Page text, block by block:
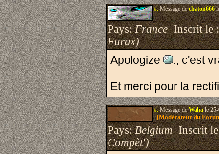
#.Message dechaton666
Pays:FranceInscrit le
Furax)
Apologize ., c'est
Et merci pour la
#.Message deWahale 25-
[Modérateur du
Pays:BelgiumInscrit
Compèt')